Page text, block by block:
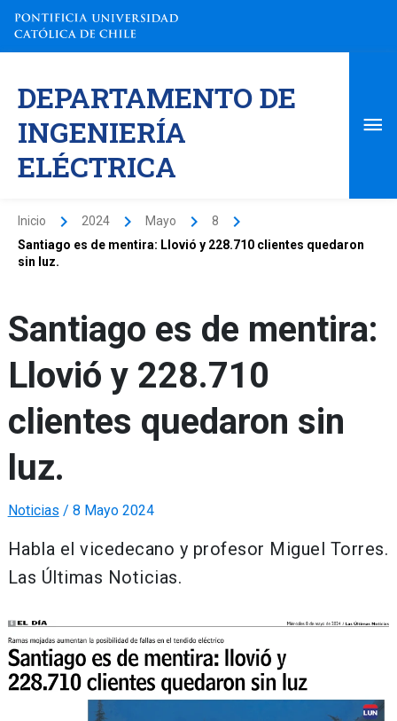
contenido
DEPARTAMENTO DE
INGENIERÍA
ELÉCTRICA
Inicio 2024 Mayo
8
Santiago es de mentira: Llovió y 228.710 clientes quedaron
sin luz.
Santiago es de mentira:
Llovió y 228.710
clientes quedaron sin
luz.
Noticias / 8 Mayo 2024
Habla el vicedecano y profesor Miguel Torres.
Las Últimas Noticias.